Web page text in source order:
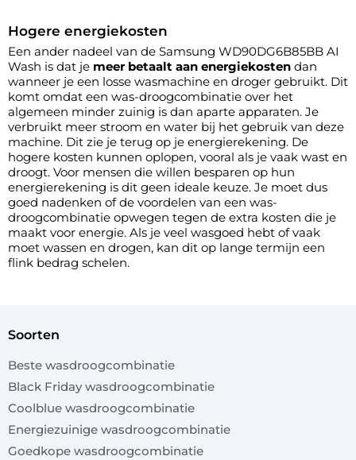
Hogere energiekosten
Een ander nadeel van de Samsung WD90DG6B85BB AI
Wash is dat je meer betaalt aan energiekosten dan
wanneer je een losse wasmachine en droger gebruikt. Dit
komt omdat een was-droogcombinatie over het
algemeen minder zuinig is dan aparte apparaten. Je
verbruikt meer stroom en water bij het gebruik van deze
machine. Dit zie je terug op je energierekening. De
hogere kosten kunnen oplopen, vooral als je vaak wast en
droogt. Voor mensen die willen besparen op hun
energierekening is dit geen ideale keuze. Je moet dus
goed nadenken of de voordelen van een was-
droogcombinatie opwegen tegen de extra kosten die je
maakt voor energie. Als je veel wasgoed hebt of vaak
moet wassen en drogen, kan dit op lange termijn een
flink bedrag schelen.
soorten
Beste wasdroogcombinatie
Black Friday wasdroogcombinatie
Coolblue wasdroogcombinatie
Energiezuinige wasdroogcombinatie
Goedkope wasdroogcombinatie